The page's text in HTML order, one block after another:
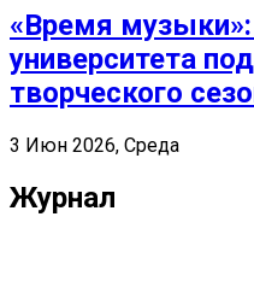
«Время
университета
творческого
3 Июн 2026, Среда
Журнал